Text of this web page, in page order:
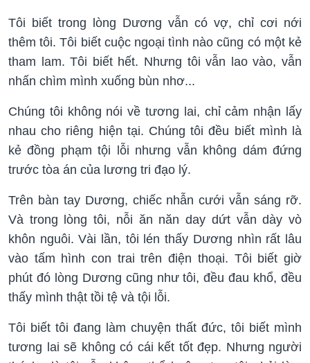
Tôi biết trong lòng Dương vẫn có vợ, chỉ cơi nới
thêm tôi. Tôi biết cuộc ngoại tình nào cũng có một kẻ
tham lam. Tôi biết hết. Nhưng tôi vẫn lao vào, vẫn
nhấn chìm mình xuống bùn nhơ...
Chúng tôi không nói về tương lai, chỉ cảm nhận lấy
nhau cho riêng hiện tại. Chúng tôi đều biết mình là
kẻ đồng phạm tội lỗi nhưng vẫn không dám đứng
trước tòa án của lương tri đạo lý.
Trên bàn tay Dương, chiếc nhẫn cưới vẫn sáng rỡ.
Và trong lòng tôi, nỗi ăn năn day dứt vẫn dày vò
khôn nguôi. Vài lần, tôi lén thấy Dương nhìn rất lâu
vào tấm hình con trai trên điện thoại. Tôi biết giờ
phút đó lòng Dương cũng như tôi, đều đau khổ, đều
thấy mình thật tồi tệ và tội lỗi.
Tôi biết tôi đang làm chuyện thất đức, tôi biết mình
tương lai sẽ không có cái kết tốt đẹp. Nhưng người